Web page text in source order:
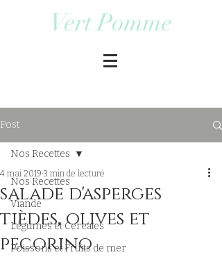
Vert Pomme
Post
Nos Recettes
Viande
Légumes et Cereales
Poissons et Fruits de mer
Nos Recettes
salade d'asperges
tièdes, olives et
pecorino
4 mai 2019 3 min de lecture